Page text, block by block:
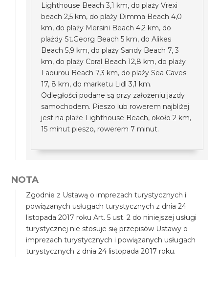
Lighthouse Beach 3,1 km, do plaży Vrexi
beach 2,5 km, do plaży Dimma Beach 4,0
km, do plaży Mersini Beach 4,2 km, do
plażdy St.Georg Beach 5 km, do Alikes
Beach 5,9 km, do plaży Sandy Beach 7, 3
km, do plaży Coral Beach 12,8 km, do plaży
Laourou Beach 7,3 km, do plaży Sea Caves
17, 8 km, do marketu Lidl 3,1 km.
Odległości podane są przy założeniu jazdy
samochodem. Pieszo lub rowerem najbliżej
jest na plaże Lighthouse Beach, około 2 km,
15 minut pieszo, rowerem 7 minut.
NOTA
Zgodnie z Ustawą o imprezach turystycznych i
powiązanych usługach turystycznych z dnia 24
listopada 2017 roku Art. 5 ust. 2 do niniejszej usługi
turystycznej nie stosuje się przepisów Ustawy o
imprezach turystycznych i powiązanych usługach
turystycznych z dnia 24 listopada 2017 roku.